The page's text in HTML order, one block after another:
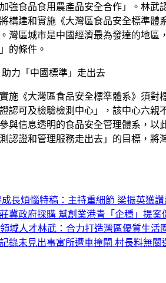
加強食品食用農產品安全合作」。林
構建和實施《大灣區食品安全標準
灣區城市是中國經濟最為發達的地
的條件。
力「中國標準」走出去
施《大灣區食品安全標準體系》須
認可及檢驗檢測中心」，該中心六
與信息透明的食品安全管理體系，
認證和管理服務走出去」的目標，將
長煩惱特稿：主持重細節 梁振英獲讚
冀政府採購 幫創業港青「企穩」 提案
域人才林武：合力打造灣區優質生活
錄未見出事寓所遭車撞閘 村長料無關